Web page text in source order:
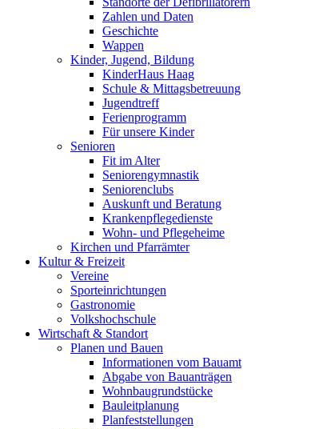
Zahlen und Daten
Geschichte
Wappen
Kinder, Jugend, Bildung
KinderHaus Haag
Schule & Mittagsbetreuung
Jugendtreff
Ferienprogramm
Für unsere Kinder
Senioren
Fit im Alter
Seniorengymnastik
Seniorenclubs
Auskunft und Beratung
Krankenpflegedienste
Wohn- und Pflegeheime
Kirchen und Pfarrämter
Kultur & Freizeit
Vereine
Sporteinrichtungen
Gastronomie
Volkshochschule
Wirtschaft & Standort
Planen und Bauen
Informationen vom Bauamt
Abgabe von Bauanträgen
Wohnbaugrundstücke
Bauleitplanung
Planfeststellungen